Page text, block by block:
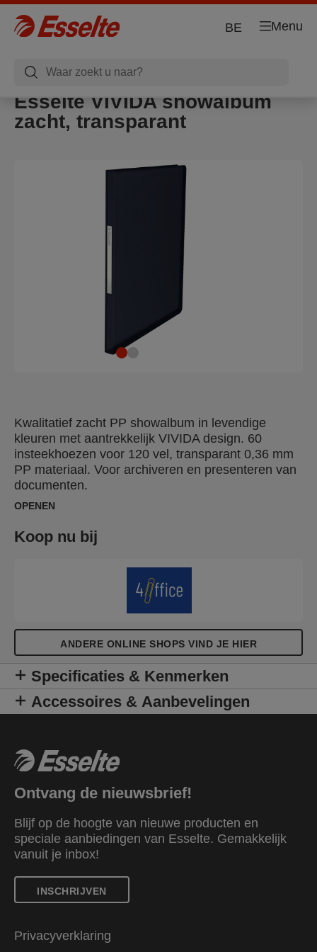
Menu
BE
Esselte VIVIDA showalbum
zacht, transparant
Kwalitatief zacht PP showalbum in levendige
kleuren met aantrekkelijk VIVIDA design. 60
insteekhoezen voor 120 vel, transparant 0,36 mm
PP materiaal. Voor archiveren en presenteren van
documenten.
OPENEN
Koop nu bij
ANDERE ONLINE SHOPS VIND JE HIER
Specificaties & Kenmerken
Accessoires & Aanbevelingen
Ontvang de nieuwsbrief!
Blijf op de hoogte van nieuwe producten en
speciale aanbiedingen van Esselte. Gemakkelijk
vanuit je inbox!
INSCHRIJVEN
Privacyverklaring